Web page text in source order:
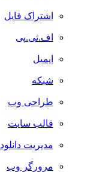
اشتراک فایل
اف.تی.پی
ایمیل
شبکه
طراحی وب
قالب سایت
مدیریت دانلود
مرورگر وب